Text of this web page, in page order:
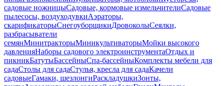
садовые ножницыСадовые, кормовые измельчителиСадовые
пылесосы, воздуходувкиАэраторы,
скарификаторыСнегоуборщикиДровоколыСеялки,
разбрасыватели
семянМинитракторыМиникультиваторыМойки высокого
давленияНаборы садового электроинструментаОтдых и
пикникБатутыБассейныСпа-бассейныКомплекты мебели для
садаСтолы для садаСтулья, кресла для садаКачели
садовыеГамаки, шезлонгиРаскладушкиЗонты,